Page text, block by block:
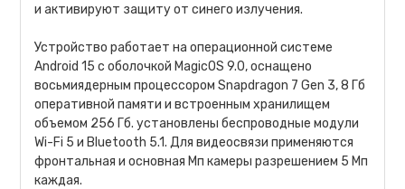
и активируют защиту от синего излучения.
Устройство работает на операционной системе
Android 15 с оболочкой MagicOS 9.0, оснащено
восьмиядерным процессором Snapdragon 7 Gen 3, 8 Гб
оперативной памяти и встроенным хранилищем
объемом 256 Гб. установлены беспроводные модули
Wi-Fi 5 и Bluetooth 5.1. Для видеосвязи применяются
фронтальная и основная Мп камеры разрешением 5 Мп
каждая.